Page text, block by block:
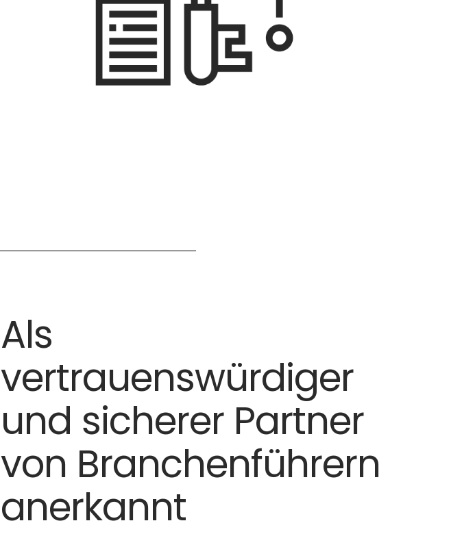
Als
vertrauenswürdiger
und sicherer Partner
von Branchenführern
anerkannt